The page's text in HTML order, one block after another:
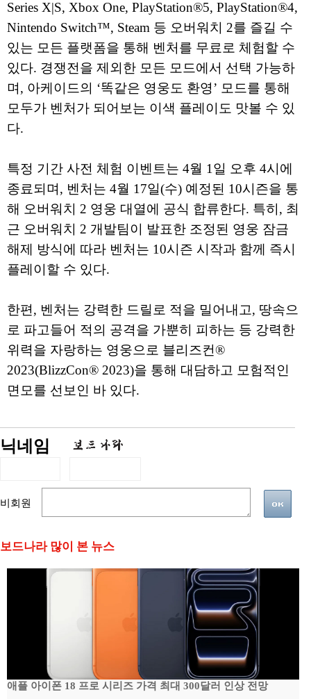
Series X|S, Xbox One, PlayStation®5, PlayStation®4,
Nintendo Switch™, Steam 등 오버워치 2를 즐길 수
있는 모든 플랫폼을 통해 벤처를 무료로 체험할 수
있다. 경쟁전을 제외한 모든 모드에서 선택 가능하
며, 아케이드의 ‘똑같은 영웅도 환영’ 모드를 통해
모두가 벤처가 되어보는 이색 플레이도 맛볼 수 있
다.
특정 기간 사전 체험 이벤트는 4월 1일 오후 4시에
종료되며, 벤처는 4월 17일(수) 예정된 10시즌을 통
해 오버워치 2 영웅 대열에 공식 합류한다. 특히, 최
근 오버워치 2 개발팀이 발표한 조정된 영웅 잠금
해제 방식에 따라 벤처는 10시즌 시작과 함께 즉시
플레이할 수 있다.
한편, 벤처는 강력한 드릴로 적을 밀어내고, 땅속으
로 파고들어 적의 공격을 가뿐히 피하는 등 강력한
위력을 자랑하는 영웅으로 블리즈컨®
2023(BlizzCon® 2023)을 통해 대담하고 모험적인
면모를 선보인 바 있다.
닉네임
비회원
보드나라 많이 본 뉴스
애플 아이폰 18 프로 시리즈 가격 최대 300달러 인상 전망